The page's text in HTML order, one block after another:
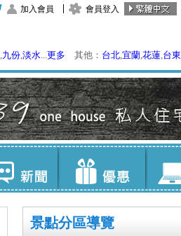
加入會員 會員登入
,九份,淡水...更多 其他： 台北,宜蘭,花蓮,台東
景點分區導覽